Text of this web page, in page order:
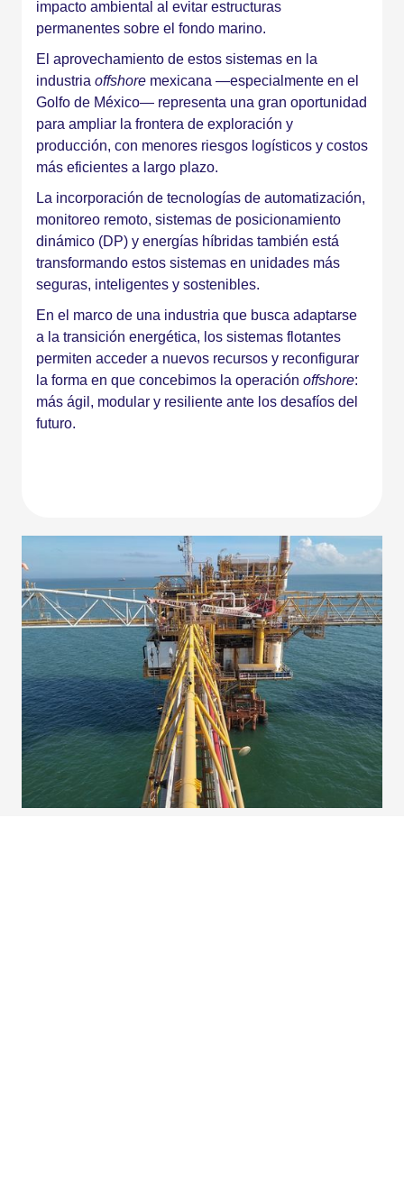
impacto ambiental al evitar estructuras
permanentes sobre el fondo marino.
El aprovechamiento de estos sistemas en la
industria offshore mexicana —especialmente en el
Golfo de México— representa una gran oportunidad
para ampliar la frontera de exploración y
producción, con menores riesgos logísticos y costos
más eficientes a largo plazo.
La incorporación de tecnologías de automatización,
monitoreo remoto, sistemas de posicionamiento
dinámico (DP) y energías híbridas también está
transformando estos sistemas en unidades más
seguras, inteligentes y sostenibles.
En el marco de una industria que busca adaptarse
a la transición energética, los sistemas flotantes
permiten acceder a nuevos recursos y reconfigurar
la forma en que concebimos la operación offshore:
más ágil, modular y resiliente ante los desafíos del
futuro.